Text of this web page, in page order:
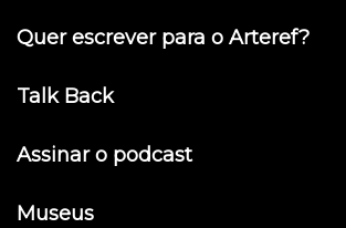
Quer escrever para o Arteref?
Talk Back
Assinar o podcast
Museus